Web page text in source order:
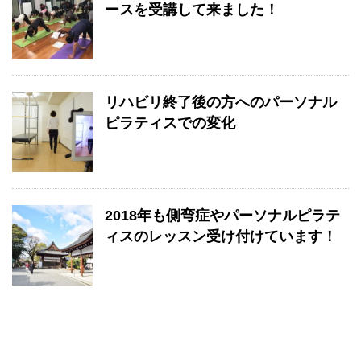
ースを受講して来ました！
リハビリ終了後の方へのパーソナル
ピラティスでの変化
2018年も側弯症やパーソナルピラテ
ィスのレッスン受け付けています！